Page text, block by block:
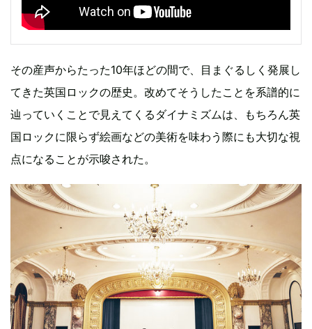
その産声からたった10年ほどの間で、目まぐるしく発展し
てきた英国ロックの歴史。改めてそうしたことを系譜的に
辿っていくことで見えてくるダイナミズムは、もちろん英
国ロックに限らず絵画などの美術を味わう際にも大切な視
点になることが示唆された。